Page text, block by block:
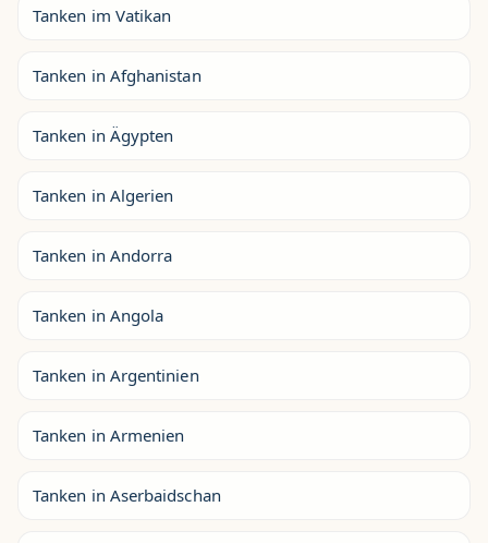
Tanken im Vatikan
Tanken in Afghanistan
Tanken in Ägypten
Tanken in Algerien
Tanken in Andorra
Tanken in Angola
Tanken in Argentinien
Tanken in Armenien
Tanken in Aserbaidschan